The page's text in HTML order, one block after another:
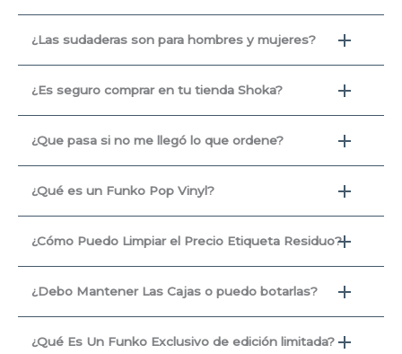
¿Las sudaderas son para hombres y mujeres?
¿Es seguro comprar en tu tienda Shoka?
¿Que pasa si no me llegó lo que ordene?
¿Qué es un Funko Pop Vinyl?
¿Cómo Puedo Limpiar el Precio Etiqueta Residuo?
¿Debo Mantener Las Cajas o puedo botarlas?
¿Qué Es Un Funko Exclusivo de edición limitada?